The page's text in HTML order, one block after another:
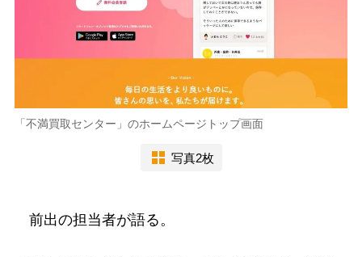
「不満買取センター」のホームページトップ画面
写真2枚
前出の担当者が語る。